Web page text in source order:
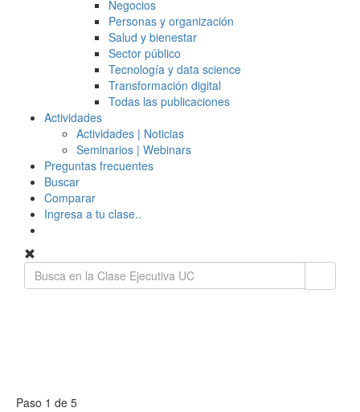
Negocios
Personas y organización
Salud y bienestar
Sector público
Tecnología y data science
Transformación digital
Todas las publicaciones
Actividades
Actividades | Noticias
Seminarios | Webinars
Preguntas frecuentes
Buscar
Comparar
Ingresa a tu clase..
Paso 1 de 5